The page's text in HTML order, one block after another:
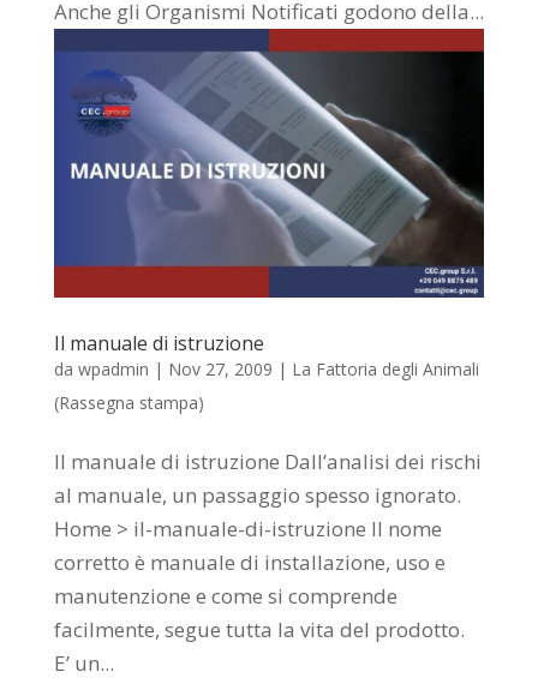
Anche gli Organismi Notificati godono della...
Il manuale di istruzione
da wpadmin | Nov 27, 2009 | La Fattoria degli Animali
(Rassegna stampa)
Il manuale di istruzione Dall’analisi dei rischi
al manuale, un passaggio spesso ignorato.
Home > il-manuale-di-istruzione Il nome
corretto è manuale di installazione, uso e
manutenzione e come si comprende
facilmente, segue tutta la vita del prodotto.
E’ un...